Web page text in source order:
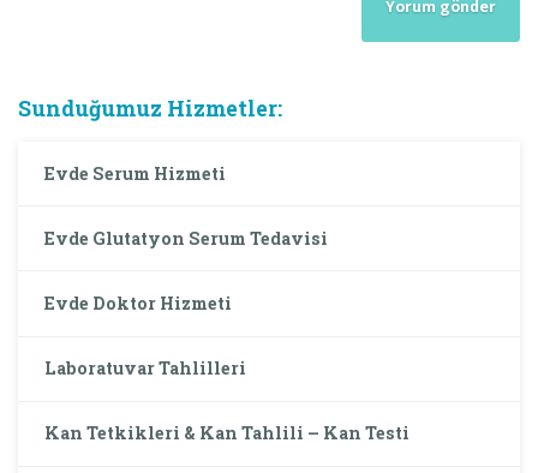
Sunduğumuz Hizmetler:
Evde Serum Hizmeti
Evde Glutatyon Serum Tedavisi
Evde Doktor Hizmeti
Laboratuvar Tahlilleri
Kan Tetkikleri & Kan Tahlili – Kan Testi